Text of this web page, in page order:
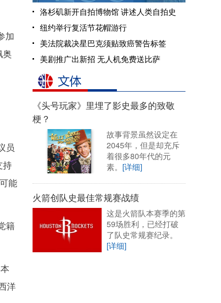
加
奥
员
持
能
籍
洋
洛杉矶新开自拍博物馆 讲述人类自拍史
纽约举行复活节花帽游行
美法院裁决星巴克须贴致癌警告标签
美剧推广出新招 无人机免费送比萨
《头号玩家》里埋了影史最多的致敬
梗？
故事背景虽然设定在
2045年，但是却充斥
着很多80年代的元
素。 [详细]
火箭创队史最佳常规赛战绩
这是火箭队本赛季的第
59场胜利，已经打破
了队史常规赛纪录。
[详细]